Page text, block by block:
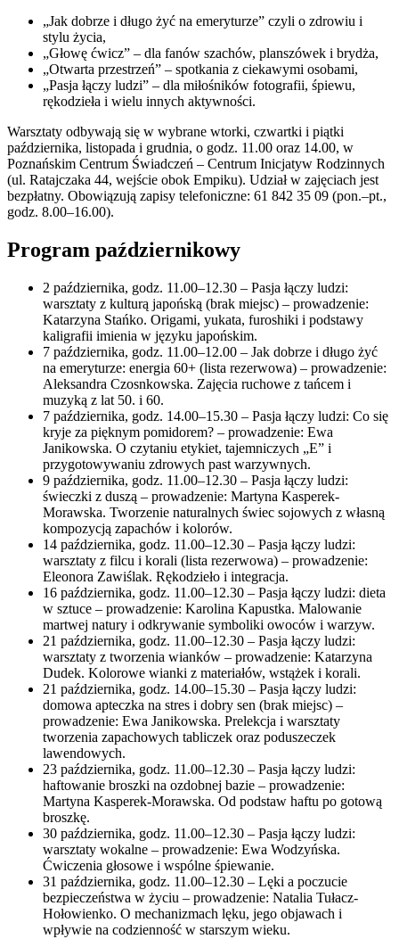
„Jak dobrze i długo żyć na emeryturze” czyli o zdrowiu i
stylu życia,
„Głowę ćwicz” – dla fanów szachów, planszówek i brydża,
„Otwarta przestrzeń” – spotkania z ciekawymi osobami,
„Pasja łączy ludzi” – dla miłośników fotografii, śpiewu,
rękodzieła i wielu innych aktywności.
Warsztaty odbywają się w wybrane wtorki, czwartki i piątki
października, listopada i grudnia, o godz. 11.00 oraz 14.00, w
Poznańskim Centrum Świadczeń – Centrum Inicjatyw Rodzinnych
(ul. Ratajczaka 44, wejście obok Empiku). Udział w zajęciach jest
bezpłatny. Obowiązują zapisy telefoniczne: 61 842 35 09 (pon.–pt.,
godz. 8.00–16.00).
Program październikowy
2 października, godz. 11.00–12.30 – Pasja łączy ludzi:
warsztaty z kulturą japońską (brak miejsc) – prowadzenie:
Katarzyna Stańko. Origami, yukata, furoshiki i podstawy
kaligrafii imienia w języku japońskim.
7 października, godz. 11.00–12.00 – Jak dobrze i długo żyć
na emeryturze: energia 60+ (lista rezerwowa) – prowadzenie:
Aleksandra Czosnkowska. Zajęcia ruchowe z tańcem i
muzyką z lat 50. i 60.
7 października, godz. 14.00–15.30 – Pasja łączy ludzi: Co się
kryje za pięknym pomidorem? – prowadzenie: Ewa
Janikowska. O czytaniu etykiet, tajemniczych „E” i
przygotowywaniu zdrowych past warzywnych.
9 października, godz. 11.00–12.30 – Pasja łączy ludzi:
świeczki z duszą – prowadzenie: Martyna Kasperek-
Morawska. Tworzenie naturalnych świec sojowych z własną
kompozycją zapachów i kolorów.
14 października, godz. 11.00–12.30 – Pasja łączy ludzi:
warsztaty z filcu i korali (lista rezerwowa) – prowadzenie:
Eleonora Zawiślak. Rękodzieło i integracja.
16 października, godz. 11.00–12.30 – Pasja łączy ludzi: dieta
w sztuce – prowadzenie: Karolina Kapustka. Malowanie
martwej natury i odkrywanie symboliki owoców i warzyw.
21 października, godz. 11.00–12.30 – Pasja łączy ludzi:
warsztaty z tworzenia wianków – prowadzenie: Katarzyna
Dudek. Kolorowe wianki z materiałów, wstążek i korali.
21 października, godz. 14.00–15.30 – Pasja łączy ludzi:
domowa apteczka na stres i dobry sen (brak miejsc) –
prowadzenie: Ewa Janikowska. Prelekcja i warsztaty
tworzenia zapachowych tabliczek oraz poduszeczek
lawendowych.
23 października, godz. 11.00–12.30 – Pasja łączy ludzi:
haftowanie broszki na ozdobnej bazie – prowadzenie:
Martyna Kasperek-Morawska. Od podstaw haftu po gotową
broszkę.
30 października, godz. 11.00–12.30 – Pasja łączy ludzi:
warsztaty wokalne – prowadzenie: Ewa Wodzyńska.
Ćwiczenia głosowe i wspólne śpiewanie.
31 października, godz. 11.00–12.30 – Lęki a poczucie
bezpieczeństwa w życiu – prowadzenie: Natalia Tułacz-
Hołowienko. O mechanizmach lęku, jego objawach i
wpływie na codzienność w starszym wieku.